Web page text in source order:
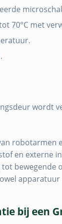
70°C met
wordt
robotarmen
en externe
bewegende
bij een